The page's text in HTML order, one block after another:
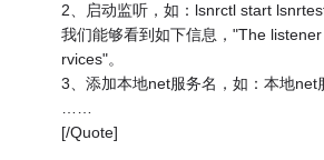
2、启动监听，如：lsnrctl start
我们能够看到如下信息，"The
rvices"。
3、添加本地net服务名，如：本地net
……
[/Quote]